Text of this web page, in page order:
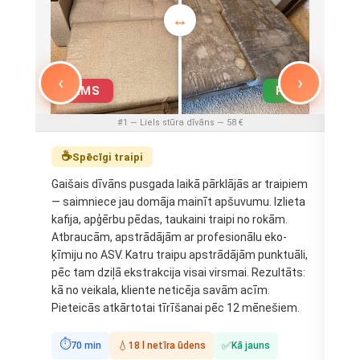
‹ ›
PIRMS PĒC
#1 — Liels stūra dīvāns — 58 €
☕Spēcīgi traipi
Gaišais dīvāns pusgada laikā pārklājās ar traipiem
— saimniece jau domāja mainīt apšuvumu. Izlieta
kafija, apģērbu pēdas, taukaini traipi no rokām.
Atbraucām, apstrādājām ar profesionālu eko-
ķīmiju no ASV. Katru traipu apstrādājām punktuāli,
pēc tam dziļā ekstrakcija visai virsmai. Rezultāts:
kā no veikala, kliente neticēja savām acīm.
Pieteicās atkārtotai tīrīšanai pēc 12 mēnešiem.
⏱70 min 💧 18 l netīra ūdens ✅Kā jauns